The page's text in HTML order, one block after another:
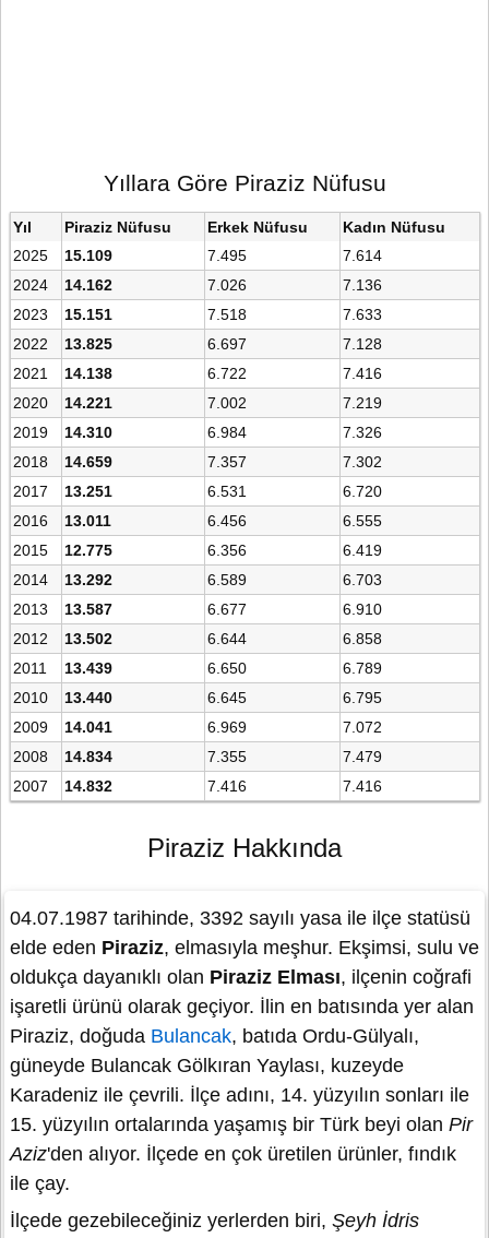
Yıllara Göre Piraziz Nüfusu
Yıl Piraziz Nüfusu Erkek Nüfusu
Kadın Nüfusu
2025
15.109 7.495
7.614
2024
14.162 7.026
7.136
2023
15.151 7.518
7.633
2022
13.825 6.697
7.128
2021
14.138 6.722
7.416
2020
14.221 7.002
7.219
2019
14.310 6.984
7.326
2018
14.659 7.357
7.302
2017
13.251 6.531
6.720
2016
13.011 6.456
6.555
2015
12.775 6.356
6.419
2014
13.292 6.589
6.703
2013
13.587 6.677
6.910
2012
13.502 6.644
6.858
2011
13.439 6.650
6.789
2010
13.440 6.645
6.795
2009
14.041 6.969
7.072
2008
14.834 7.355
7.479
2007
14.832 7.416 7.416
Piraziz Hakkında
04.07.1987 tarihinde, 3392 sayılı yasa ile ilçe statüsü
elde eden Piraziz, elmasıyla meşhur. Ekşimsi, sulu ve
oldukça dayanıklı olan Piraziz Elması, ilçenin coğrafi
işaretli ürünü olarak geçiyor. İlin en batısında yer alan
Piraziz, doğuda Bulancak, batıda Ordu-Gülyalı,
güneyde Bulancak Gölkıran Yaylası, kuzeyde
Karadeniz ile çevrili. İlçe adını, 14. yüzyılın sonları ile
15. yüzyılın ortalarında yaşamış bir Türk beyi olan Pir
Aziz'den alıyor. İlçede en çok üretilen ürünler, fındık
ile çay.
İlçede gezebileceğiniz yerlerden biri, Şeyh İdris